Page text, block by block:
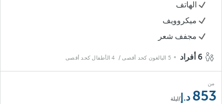
الهاتف
ميكروويف
مجفف شعر
5 البالغون كحد أقصى / 4 الأطفال كحد أقصى
من
853 /ليلة